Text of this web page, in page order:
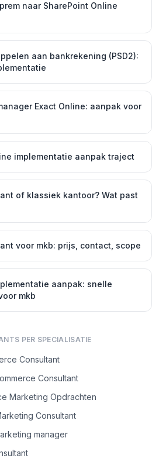
naar SharePoint Online
aan bankrekening (PSD2):
Exact Online: aanpak voor
implementatie aanpak traject
of klassiek kantoor? Wat past
voor mkb: prijs, contact, scope
aanpak: snelle
mkb
PER SPECIALISATIE
Consultant
Consultant
Marketing Opdrachten
Consultant
manager